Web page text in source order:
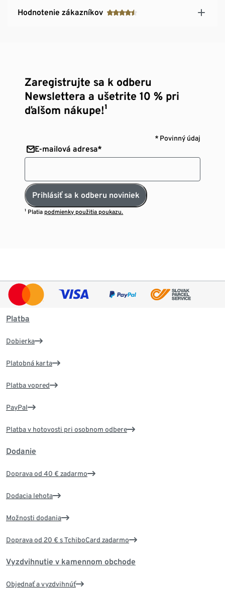
Hodnotenie zákazníkov
Zaregistrujte sa k odberu
Newslettera a ušetrite 10 % pri
ďalšom nákupe!¹
* Povinný údaj
E-mailová adresa*
Prihlásiť sa k odberu noviniek
¹ Platia podmienky použitia poukazu.
Platba
Dobierka
Platobná karta
Platba vopred
PayPal
Platba v hotovosti pri osobnom odbere
Dodanie
Doprava od 40 € zadarmo
Dodacia lehota
Možnosti dodania
Doprava od 20 € s TchiboCard zadarmo
Vyzdvihnutie v kamennom obchode
Objednať a vyzdvihnúť